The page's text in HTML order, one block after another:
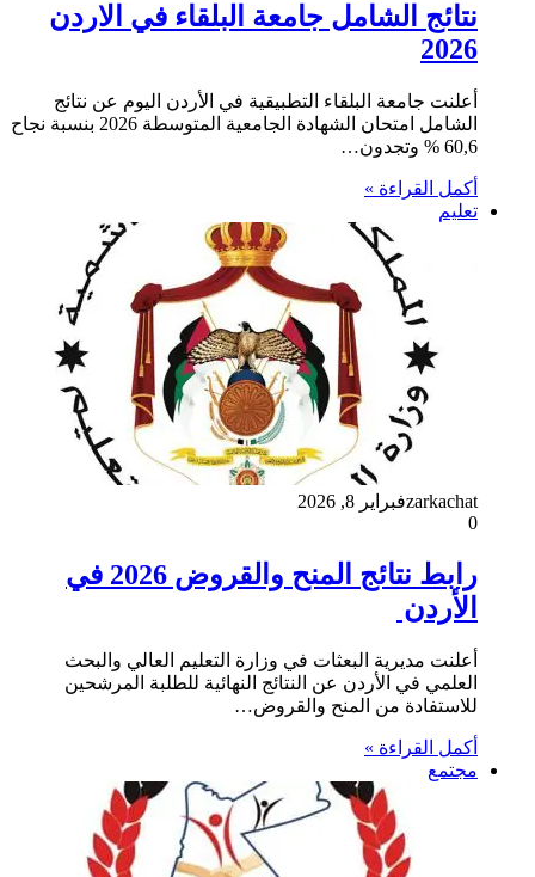
نتائج الشامل جامعة البلقاء في الاردن
2026
أعلنت جامعة البلقاء التطبيقية في الأردن اليوم عن نتائج
الشامل امتحان الشهادة الجامعية المتوسطة 2026 بنسبة نجاح
60,6 % وتجدون…
أكمل القراءة »
تعليم
zarkachatفبراير 8, 2026
0
رابط نتائج المنح والقروض 2026 في
الأردن
أعلنت مديرية البعثات في وزارة التعليم العالي والبحث
العلمي في الأردن عن النتائج النهائية للطلبة المرشحين
للاستفادة من المنح والقروض…
أكمل القراءة »
مجتمع